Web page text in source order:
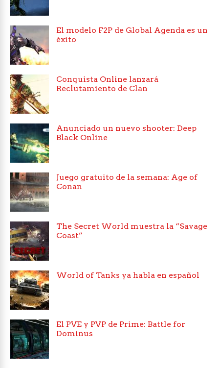
El modelo F2P de Global Agenda es un
éxito
Conquista Online lanzará
Reclutamiento de Clan
Anunciado un nuevo shooter: Deep
Black Online
Juego gratuito de la semana: Age of
Conan
The Secret World muestra la “Savage
Coast”
World of Tanks ya habla en español
El PVE y PVP de Prime: Battle for
Dominus